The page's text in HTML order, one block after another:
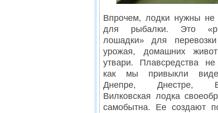
Впрочем, лодки нужны не
для рыбалки. Это
лошадки» для
урожая, домашних
утвари. Плавсредства не
как мы привыкли
Днепре, Днестре,
Вилковская лодка
самобытна. Ее создают